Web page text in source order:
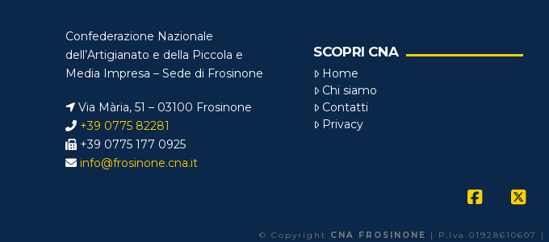
Confederazione Nazionale
dell’Artigianato e della Piccola e
Media Impresa – Sede di Frosinone
Via Mària, 51 – 03100 Frosinone
+39 0775 82281
+39 0775 177 0925
info@frosinone.cna.it
SCOPRI CNA
Home
Chi siamo
Contatti
Privacy
© Copyright CNA FROSINONE | P.Iva 01928610607 |